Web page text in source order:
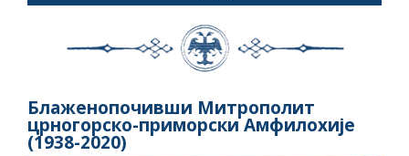
Блаженопочивши Митрополит
црногорско-приморски Амфилохије
(1938-2020)